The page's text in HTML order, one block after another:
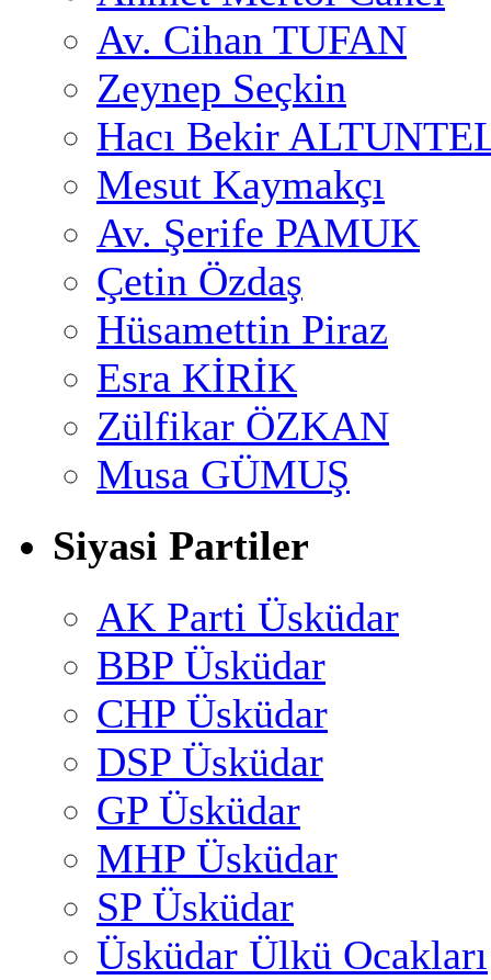
Av. Cihan TUFAN
Zeynep Seçkin
Hacı Bekir
Mesut Kaymakçı
Av. Şerife PAMUK
Çetin Özdaş
Hüsamettin Piraz
Esra KİRİK
Zülfikar ÖZKAN
Musa GÜMUŞ
Siyasi Partiler
AK Parti Üsküdar
BBP Üsküdar
CHP Üsküdar
DSP Üsküdar
GP Üsküdar
MHP Üsküdar
SP Üsküdar
Üsküdar Ülkü Ocakları